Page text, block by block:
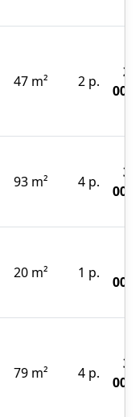
47 m² 2 p.
93 m² 4 p.
20 m² 1 p.
79 m² 4 p.